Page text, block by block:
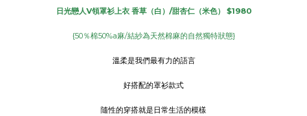
日光戀人V領罩衫上衣 香草（白）/甜杏仁（米色） $1980
{50％棉50%a麻/結紗為天然棉麻的自然獨特狀態}
溫柔是我們最有力的語言
好搭配的罩衫款式
隨性的穿搭就是日常生活的模樣